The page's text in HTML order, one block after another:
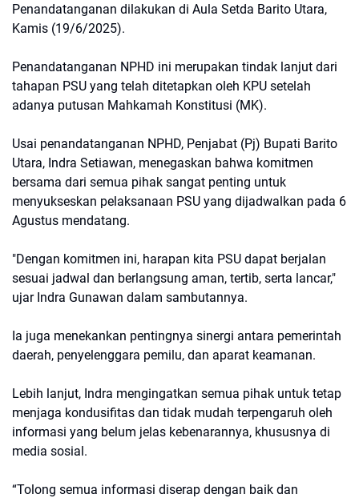
Penandatanganan dilakukan di Aula Setda Barito Utara,
Kamis (19/6/2025).
Penandatanganan NPHD ini merupakan tindak lanjut dari
tahapan PSU yang telah ditetapkan oleh KPU setelah
adanya putusan Mahkamah Konstitusi (MK).
Usai penandatanganan NPHD, Penjabat (Pj) Bupati Barito
Utara, Indra Setiawan, menegaskan bahwa komitmen
bersama dari semua pihak sangat penting untuk
menyukseskan pelaksanaan PSU yang dijadwalkan pada 6
Agustus mendatang.
"Dengan komitmen ini, harapan kita PSU dapat berjalan
sesuai jadwal dan berlangsung aman, tertib, serta lancar,"
ujar Indra Gunawan dalam sambutannya.
Ia juga menekankan pentingnya sinergi antara pemerintah
daerah, penyelenggara pemilu, dan aparat keamanan.
Lebih lanjut, Indra mengingatkan semua pihak untuk tetap
menjaga kondusifitas dan tidak mudah terpengaruh oleh
informasi yang belum jelas kebenarannya, khususnya di
media sosial.
“Tolong semua informasi diserap dengan baik dan